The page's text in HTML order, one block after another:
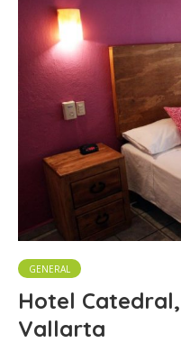
GENERAL
Hotel
Vallarta